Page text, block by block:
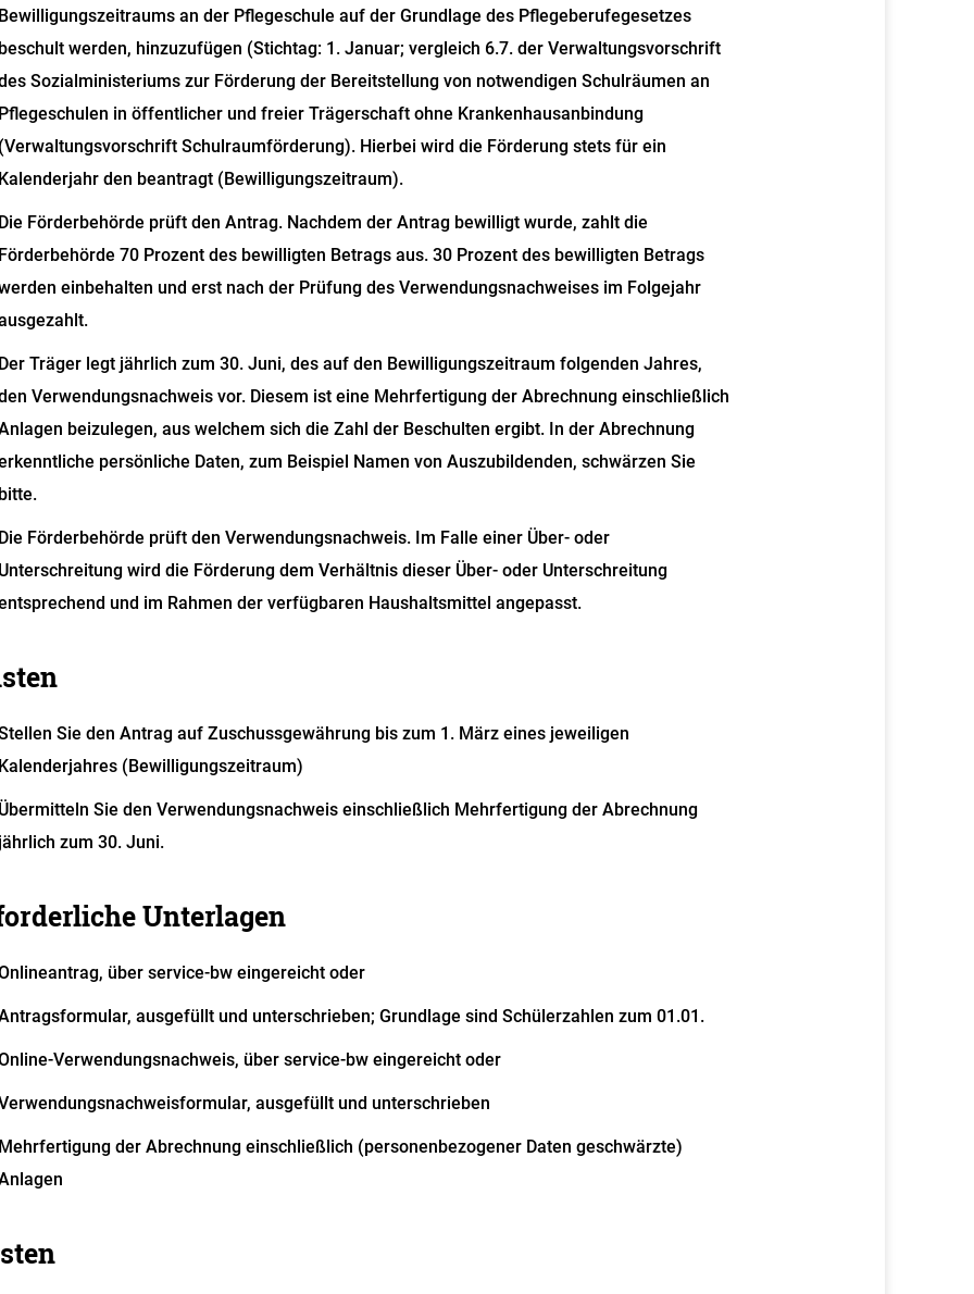
an der Pflegeschule auf der Grundlage des Pflegeberufegesetzes
werden, hinzuzufügen (Stichtag: 1. Januar; vergleich 6.7. der Verwaltungsvorschrift
Sozialministeriums zur Förderung der Bereitstellung von notwendigen Schulräumen an
in öffentlicher und freier Trägerschaft ohne Krankenhausanbindung
Schulraumförderung). Hierbei wird die Förderung stets für ein
den beantragt (Bewilligungszeitraum).
Förderbehörde prüft den Antrag. Nachdem der Antrag bewilligt wurde, zahlt die
70 Prozent des bewilligten Betrags aus. 30 Prozent des bewilligten Betrags
einbehalten und erst nach der Prüfung des Verwendungsnachweises im Folgejahr
Träger legt jährlich zum 30. Juni, des auf den Bewilligungszeitraum folgenden Jahres,
Verwendungsnachweis vor. Diesem ist eine Mehrfertigung der Abrechnung einschließlich
beizulegen, aus welchem sich die Zahl der Beschulten ergibt. In der Abrechnung
persönliche Daten, zum Beispiel Namen von Auszubildenden, schwärzen Sie
Förderbehörde prüft den Verwendungsnachweis. Im Falle einer Über- oder
wird die Förderung dem Verhältnis dieser Über- oder Unterschreitung
und im Rahmen der verfügbaren Haushaltsmittel angepasst.
Sie den Antrag auf Zuschussgewährung bis zum 1. März eines jeweiligen
(Bewilligungszeitraum)
Sie den Verwendungsnachweis einschließlich Mehrfertigung der Abrechnung
zum 30. Juni.
Unterlagen
über service-bw eingereicht oder
ausgefüllt und unterschrieben; Grundlage sind Schülerzahlen zum 01.01.
Verwendungsnachweis, über service-bw eingereicht oder
ausgefüllt und unterschrieben
der Abrechnung einschließlich (personenbezogener Daten geschwärzte)